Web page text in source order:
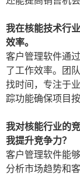
我在核能技术行
效率。
客户管理软件通
了工作效率。团
找时间，专注于
踪功能确保项目
我对核能行业的
我提升竞争力？
客户管理软件能
分析市场趋势和